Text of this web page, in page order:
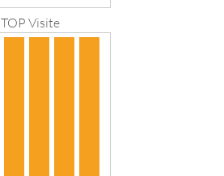
TOP Visite